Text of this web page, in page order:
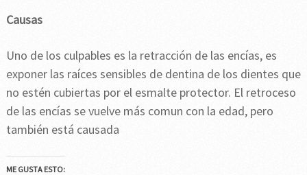
Causas
Uno de los culpables es la retracción de las encías, es
exponer las raíces sensibles de dentina de los dientes que
no estén cubiertas por el esmalte protector. El retroceso
de las encías se vuelve más comun con la edad, pero
también está causada
ME GUSTA ESTO: